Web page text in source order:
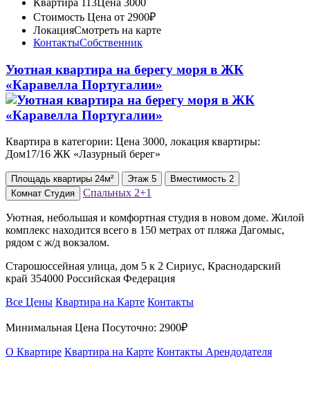
Квартира 113Цена 3000
Стоимость Цена от 2900₽
ЛокацияСмотреть на карте
КонтактыСобственник
Уютная квартира на берегу моря в ЖК
«Каравелла Португалии»
Квартира в категории: Цена 3000, локация квартиры:
Дом17/16 ЖК «Лазурный берег»
Площадь квартиры 24м² Этаж 5 Вместимость 2
Комнат Студия Спальных 2+1
Уютная, небольшая и комфортная студия в новом доме. Жилой
комплекс находится всего в 150 метрах от пляжа Дагомыс,
рядом с ж/д вокзалом.
Старошоссейная улица, дом 5 к 2 Сириус, Краснодарский
край 354000 Российская Федерация
Все Цены Квартира на Карте Контакты
Минимальная Цена Посуточно: 2900₽
О Квартире Квартира на Карте Контакты Арендодателя